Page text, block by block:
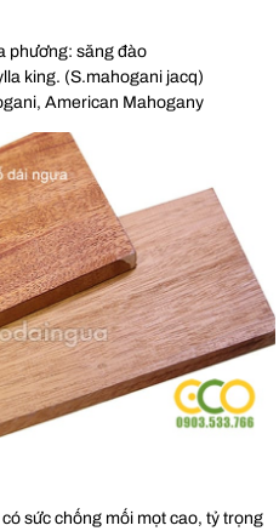
phương: săng đào
king. (S.mahogani jacq)
American Mahogany
sức chống mối mọt cao, tỷ trọng